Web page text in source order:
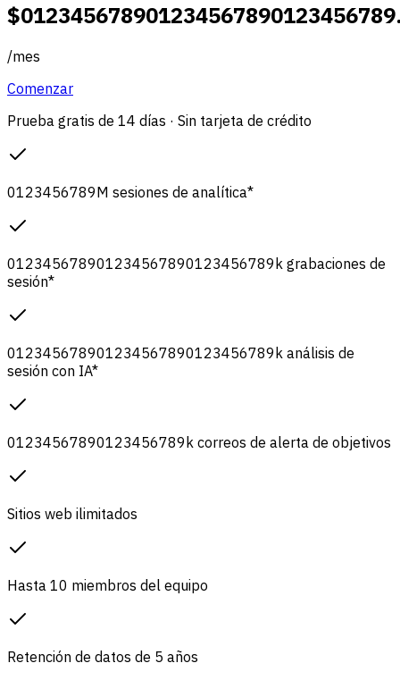
$012345678901234567890123456789
/mes
Comenzar
Prueba gratis de 14 días · Sin tarjeta de crédito
0123456789M sesiones de analítica*
012345678901234567890123456789 k grabaciones de
sesión*
012345678901234567890123456789 k análisis de
sesión con IA*
01234567890123456789 k correos de alerta de objetivos
Sitios web ilimitados
Hasta 10 miembros del equipo
Retención de datos de 5 años